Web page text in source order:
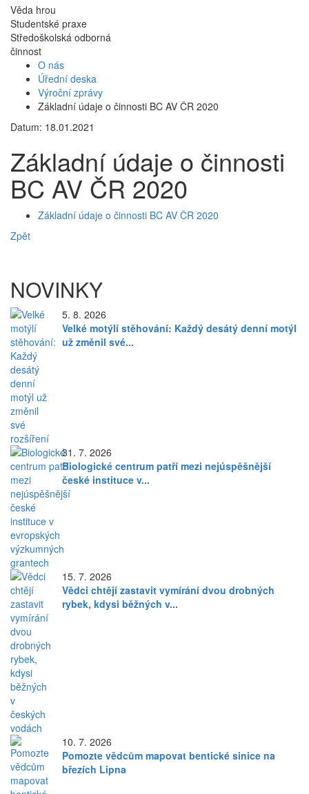
Věda hrou
Studentské praxe
Středoškolská odborná
činnost
O nás
Úřední deska
Výroční zprávy
Základní údaje o činnosti BC AV ČR 2020
Datum: 18.01.2021
Základní údaje o činnosti
BC AV ČR 2020
Základní údaje o činnosti BC AV ČR 2020
Zpět
NOVINKY
5. 8. 2026
Velké motýlí stěhování: Každý desátý denní motýl
už změnil své...
31. 7. 2026
Biologické centrum patří mezi nejúspěšnější
české instituce v...
15. 7. 2026
Vědci chtějí zastavit vymírání dvou drobných
rybek, kdysi běžných v...
10. 7. 2026
Pomozte vědcům mapovat bentické sinice na
březích Lipna